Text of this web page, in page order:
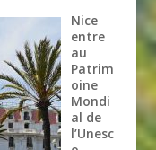
Nice
entre
au
Patrim
oine
Mondi
al de
l’Unesc